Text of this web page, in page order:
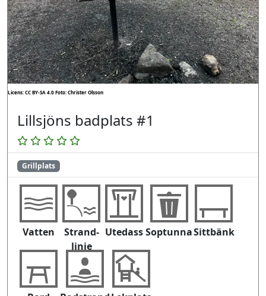
Licens: CC BY-SA 4.0Foto: Christer Olsson
Lillsjöns badplats #1
Grillplats
Vatten
Strand-
linje
UtedassSoptunnaSittbänk